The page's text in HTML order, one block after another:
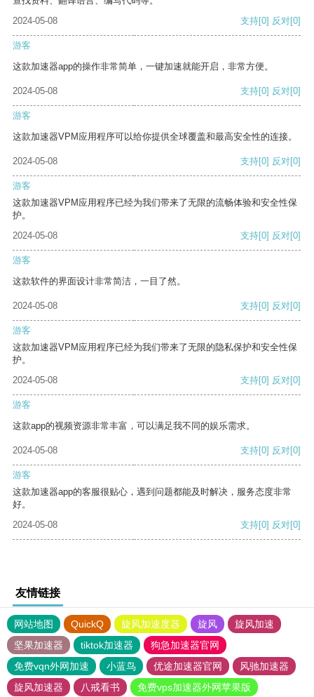
2024-05-08
支持[0] 反对[0]
游客
这款加速器app的操作非常简单，一键加速就能开启，非常方便。
2024-05-08 支持[0] 反对[0]
游客
这款加速器VPM应用程序可以给你提供全球覆盖和最高安全性的连接。
2024-05-08 支持[0] 反对[0]
游客
这款加速器VPM应用程序已经为我们带来了无限的流畅体验和安全性保
护。
2024-05-08
支持[0] 反对[0]
游客
这款软件的界面设计非常简洁，一目了然。
2024-05-08 支持[0] 反对[0]
游客
这款加速器VPM应用程序已经为我们带来了无限的隐私保护和安全性保
护。
2024-05-08
支持[0] 反对[0]
游客
这款app的视频资源非常丰富，可以满足我不同的娱乐需求。
2024-05-08 支持[0] 反对[0]
游客
这款加速器app的客服很贴心，遇到问题都能及时解决，服务态度非常
好。
2024-05-08
支持[0] 反对[0]
友情链接
网站地图 QuickQ 旋风加速度器 旋风
旋风加速
坚果加速器
tiktok加速器
狗急加速器官网
免费vqn外网加速
小蓝鸟 优途加速器官网
风驰加速器
旋风加速器
八戒看书 免费vps加速器外网苹果版